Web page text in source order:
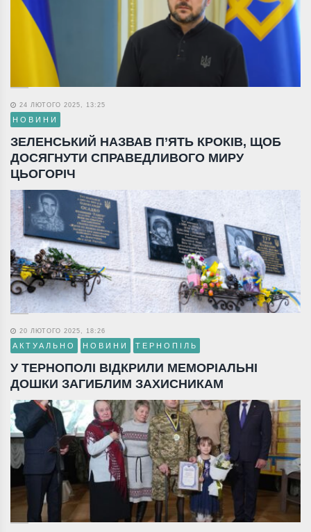
24 ЛЮТОГО 2025, 13:25
НОВИНИ
ЗЕЛЕНСЬКИЙ НАЗВАВ П’ЯТЬ КРОКІВ, ЩОБ
ДОСЯГНУТИ СПРАВЕДЛИВОГО МИРУ
ЦЬОГОРІЧ
20 ЛЮТОГО 2025, 18:26
АКТУАЛЬНО НОВИНИ ТЕРНОПІЛЬ
У ТЕРНОПОЛІ ВІДКРИЛИ МЕМОРІАЛЬНІ
ДОШКИ ЗАГИБЛИМ ЗАХИСНИКАМ